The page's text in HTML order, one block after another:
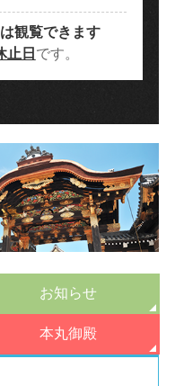
観覧できます
止日 です。
お知らせ
本丸御殿